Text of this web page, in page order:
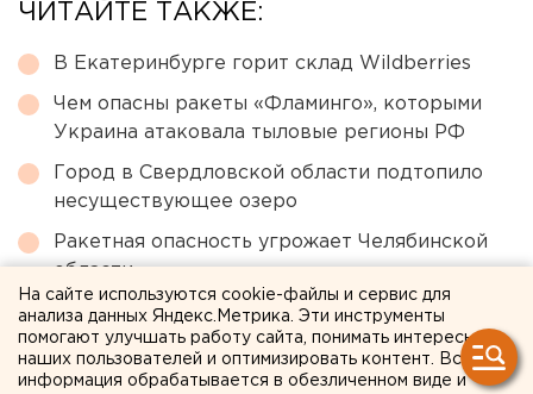
ЧИТАЙТЕ ТАКЖЕ:
В Екатеринбурге горит склад Wildberries
Чем опасны ракеты «Фламинго», которыми
Украина атаковала тыловые регионы РФ
Город в Свердловской области подтопило
несуществующее озеро
Ракетная опасность угрожает Челябинской
области
Сгоревший квартал в центре Оренбурга
застроят
На сайте используются cookie-файлы и сервис для
анализа данных Яндекс.Метрика. Эти инструменты
помогают улучшать работу сайта, понимать интересы
наших пользователей и оптимизировать контент. Вся
информация обрабатывается в обезличенном виде и